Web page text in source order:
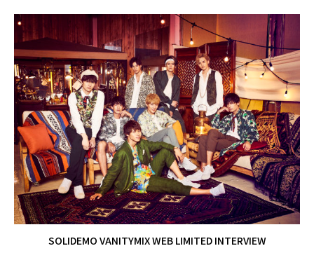
SOLIDEMO VANITYMIX WEB LIMITED INTERVIEW